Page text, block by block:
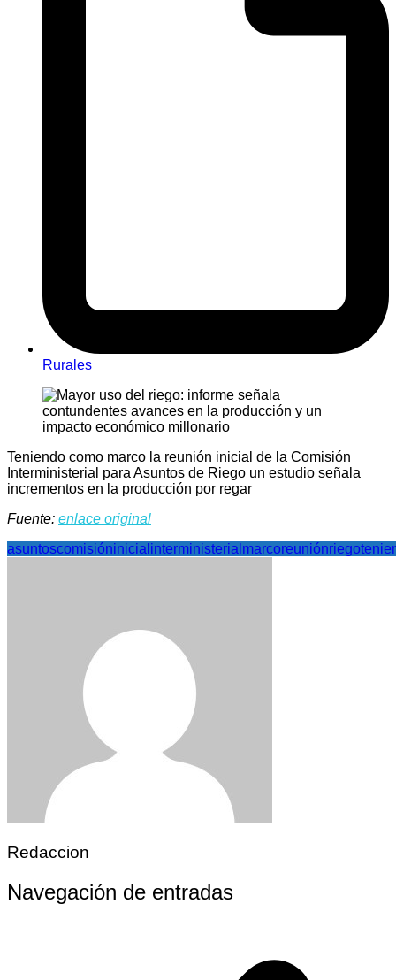
Rurales
Teniendo como marco la reunión inicial de la Comisión
Interministerial para Asuntos de Riego un estudio señala
incrementos en la producción por regar
Fuente: enlace original
asuntoscomisióninicial interministerial marcoreuniónriego
Redaccion
Navegación de entradas